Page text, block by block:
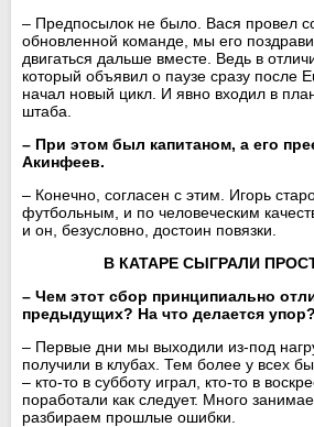
– Предпосылок не было. Вася провел
обновленной команде, мы его
двигаться дальше вместе. Ведь в
который объявил о паузе сразу после
начал новый цикл. И явно входил в
штаба.
– При этом был капитаном, а его
Акинфеев.
– Конечно, согласен с этим. Игорь
футбольным, и по человеческим
и он, безусловно, достоин повязки.
В КАТАРЕ СЫГРАЛИ
– Чем этот сбор принципиально
предыдущих? На что делается упор?
– Первые дни мы выходили из-под
получили в клубах. Тем более у всех
– кто-то в субботу играл, кто-то в
поработали как следует. Много
разбираем прошлые ошибки.